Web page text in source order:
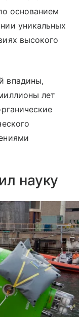
основанием
уникальных
высокого
впадины,
лет
науку